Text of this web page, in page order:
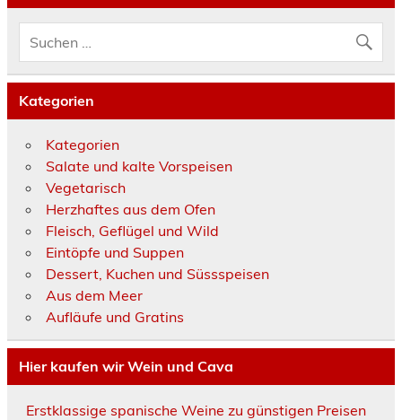
Kategorien
Kategorien
Salate und kalte Vorspeisen
Vegetarisch
Herzhaftes aus dem Ofen
Fleisch, Geflügel und Wild
Eintöpfe und Suppen
Dessert, Kuchen und Süssspeisen
Aus dem Meer
Aufläufe und Gratins
Hier kaufen wir Wein und Cava
Erstklassige spanische Weine zu günstigen Preisen